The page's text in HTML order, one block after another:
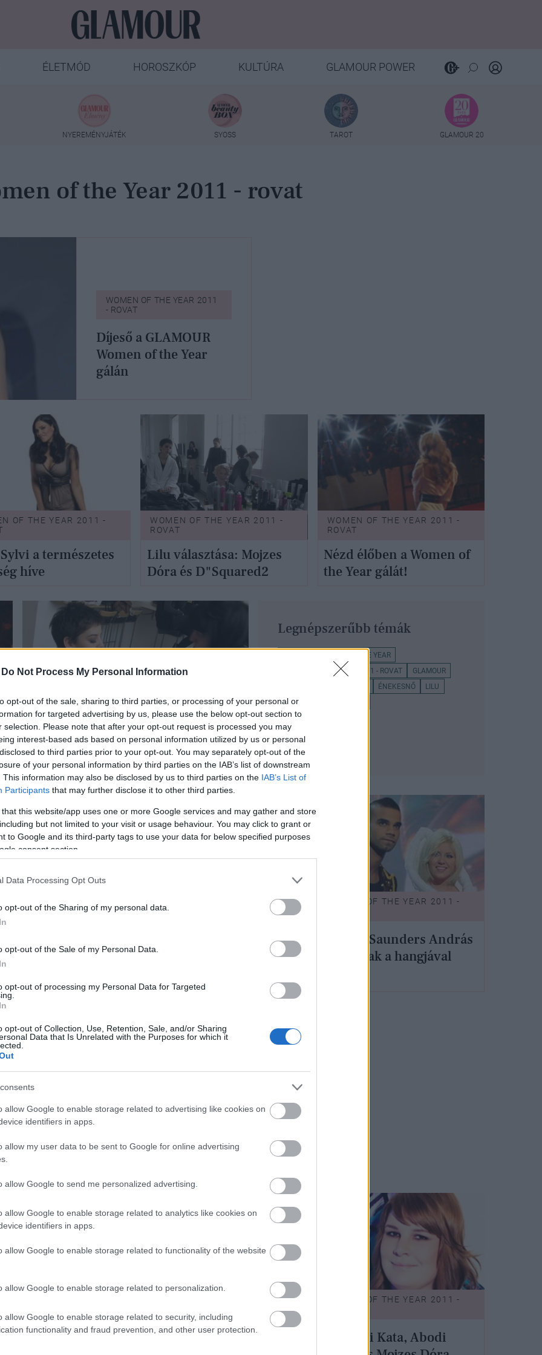
Do Not Process My Personal Information
opt-out of the sale, sharing to third parties, or processing of your personal or
for targeted advertising by us, please use the below opt-out section to
selection. Please note that after your opt-out request is processed you may
interest-based ads based on personal information utilized by us or personal
to third parties prior to your opt-out. You may separately opt-out of the
of your personal information by third parties on the IAB’s list of downstream
This information may also be disclosed by us to third parties on the IAB’s List of
Participants that may further disclose it to other third parties.
that this website/app uses one or more Google services and may gather and store
but not limited to your visit or usage behaviour. You may click to grant or
to Google and its third-party tags to use your data for below specified purposes
consent section.
Data Processing Opt Outs
opt-out of the Sharing of my personal data.
opt-out of the Sale of my Personal Data.
opt-out of processing my Personal Data for Targeted
opt-out of Collection, Use, Retention, Sale, and/or Sharing
Data that Is Unrelated with the Purposes for which it
allow Google to enable storage related to advertising like cookies on
identifiers in apps.
allow my user data to be sent to Google for online advertising
allow Google to send me personalized advertising.
allow Google to enable storage related to analytics like cookies on
identifiers in apps.
allow Google to enable storage related to functionality of the website
allow Google to enable storage related to personalization.
allow Google to enable storage related to security, including
functionality and fraud prevention, and other user protection.
ÉLETMÓD HOROSZKÓP KULTÚRA GLAMOUR POWER
NYEREMÉNYJÁTÉK SYOSS TAROT GLAMOUR 20
of the Year 2011 - rovat
WOMEN OF THE YEAR 2011
- ROVAT
Díjeső a GLAMOUR
Women of the Year
gálán
OF THE YEAR 2011 -
a természetes
híve
WOMEN OF THE YEAR 2011 -
ROVAT
Lilu választása: Mojzes
Dóra és D"Squared2
WOMEN OF THE YEAR 2011 -
ROVAT
Nézd élőben a Women of
the Year gálát!
WOMEN OF THE YEAR 2011 - ROVAT
Ördög Nóra: Imádok öltözködni!
Legnépszerűbb témák
GLAMOUR WOMEN OF THE YEAR
WOMEN OF THE YEAR 2011 - ROVAT
GLAMOUR
ÉNEKESNŐ
LILU
SUGARBIRD
Judit
van
WOMEN OF THE YEAR 2011 -
ROVAT
Horgas Eszter
WOMEN OF THE YEAR 2011 -
Kállay-Saunders András
nemcsak a hangjával
Németh Juci a
hisz
Piros, a családtag
WOMEN OF THE YEAR 2011 -
A jövő reménysége,
WOMEN OF THE YEAR 2011 -
Szegedi Kata, Abodi